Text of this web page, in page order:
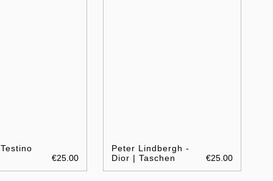
€25.00
Peter Lindbergh -
Dior | Taschen
€25.00